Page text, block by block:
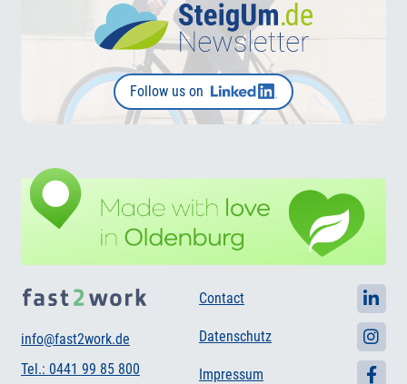
Follow us on
info@fast2work.de
Tel.: 0441 99 85 800
Contact
Datenschutz
Impressum